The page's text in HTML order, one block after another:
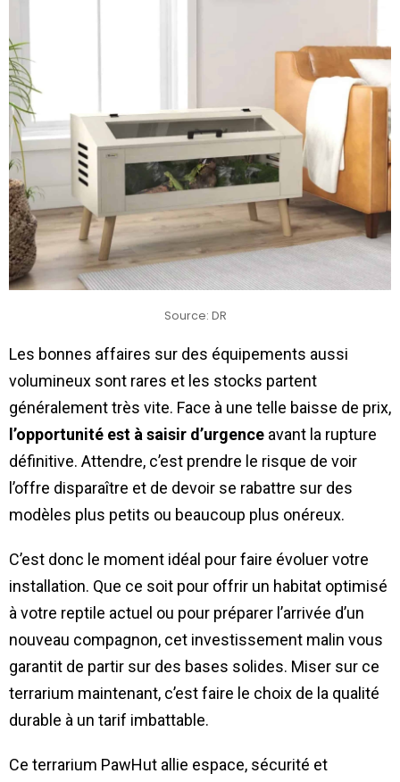
Source: DR
Les bonnes affaires sur des équipements aussi
volumineux sont rares et les stocks partent
généralement très vite. Face à une telle baisse de prix,
l’opportunité est à saisir d’urgence avant la rupture
définitive. Attendre, c’est prendre le risque de voir
l’offre disparaître et de devoir se rabattre sur des
modèles plus petits ou beaucoup plus onéreux.
C’est donc le moment idéal pour faire évoluer votre
installation. Que ce soit pour offrir un habitat optimisé
à votre reptile actuel ou pour préparer l’arrivée d’un
nouveau compagnon, cet investissement malin vous
garantit de partir sur des bases solides. Miser sur ce
terrarium maintenant, c’est faire le choix de la qualité
durable à un tarif imbattable.
Ce terrarium PawHut allie espace, sécurité et